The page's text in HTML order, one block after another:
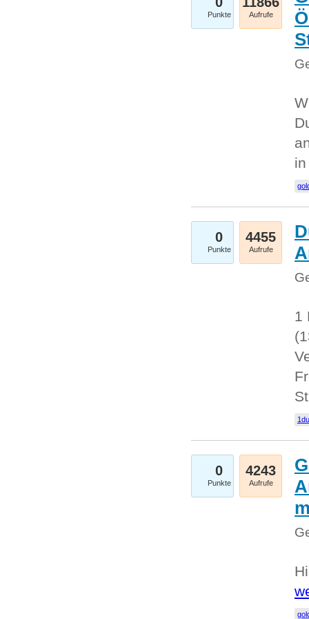
Punkte Aufrufe
0
Punkte
4455
Aufrufe
1
0
Punkte
4243
Aufrufe